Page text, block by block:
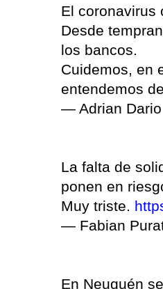
El coronavirus
Desde
los bancos.
Cuidemos, en
entendemos
— Adrian Dario
La falta de
ponen en
Muy triste.
— Fabian
En Neuquén